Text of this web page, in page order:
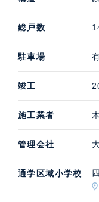
総戸数
駐車場
竣工
施工業者
管理会社
通学区域小学校